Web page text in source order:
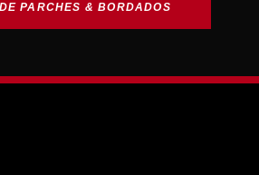
PARCHES & BORDADOS